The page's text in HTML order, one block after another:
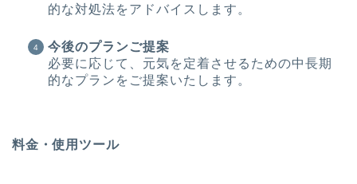
的な対処法をアドバイスします。
今後のプランご提案
必要に応じて、元気を定着させるための中長期
的なプランをご提案いたします。
料金・使用ツール